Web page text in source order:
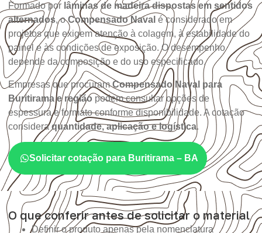
Formado por lâminas de madeira dispostas em sentidos
alternados, oCompensado Naval é considerado em
projetos que exigem atenção à colagem, à estabilidade do
painel e às condições de exposição. O desempenho
depende da composição e do uso especificado.
Empresas que procuramCompensado Naval para
Buritirama e região podem consultar opções de
espessura e formato conforme disponibilidade. A cotação
consideraquantidade, aplicação e logística.
Solicitar cotação para Buritirama – BA
O que conferir antes de solicitar o material
Definir o produto apenas pela nomenclatura